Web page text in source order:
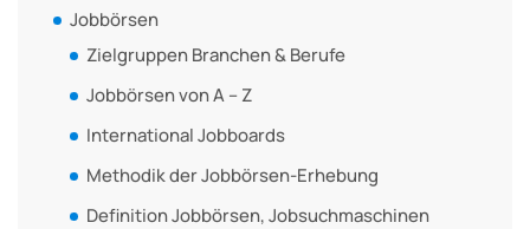
Jobbörsen
Zielgruppen Branchen & Berufe
Jobbörsen von A – Z
International Jobboards
Methodik der Jobbörsen-Erhebung
Definition Jobbörsen, Jobsuchmaschinen